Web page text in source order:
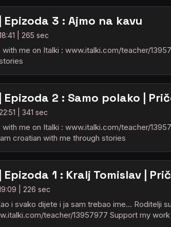
Epizoda 3 : Ajmo na kavu
| 265 sec
me on Italki : www.italki.com/teacher/
Epizoda 2 : Samo polako |
| 341 sec
me on Italki : www.italki.com/teacher/
croatian with me through stories
1 : Kralj Tomislav |
| 226 sec
i svako dijete i ja sam trebao ime... Roditelji
teacher/13957977 Support my